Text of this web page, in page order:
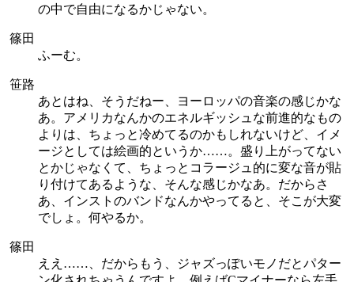
の中で自由になるかじゃない。
篠田
ふーむ。
笹路
あとはね、そうだねー、ヨーロッパの音楽の感じかな
あ。アメリカなんかのエネルギッシュな前進的なもの
よりは、ちょっと冷めてるのかもしれないけど、イメ
ージとしては絵画的というか……。盛り上がってない
とかじゃなくて、ちょっとコラージュ的に変な音が貼
り付けてあるような、そんな感じかなあ。だからさ
あ、インストのバンドなんかやってると、そこが大変
でしょ。何やるか。
篠田
ええ……、だからもう、ジャズっぽいモノだとパター